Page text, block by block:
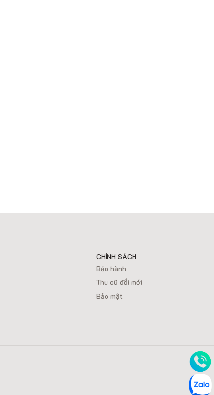
CHÍNH SÁCH
Bảo hành
Thu cũ đổi mới
Bảo mật